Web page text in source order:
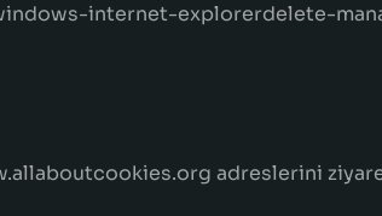
internet-explorerdelete-
adreslerini